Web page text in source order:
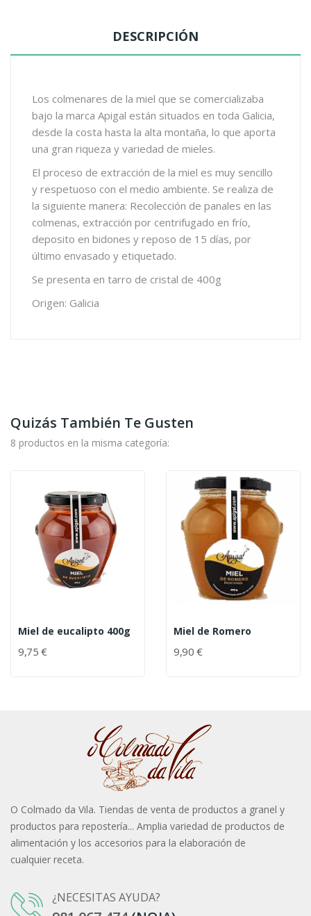
DESCRIPCIÓN
Los colmenares de la miel que se comercializaba
bajo la marca Apigal están situados en toda Galicia,
desde la costa hasta la alta montaña, lo que aporta
una gran riqueza y variedad de mieles.
El proceso de extracción de la miel es muy sencillo
y respetuoso con el medio ambiente. Se realiza de
la siguiente manera: Recolección de panales en las
colmenas, extracción por centrifugado en frío,
deposito en bidones y reposo de 15 días, por
último envasado y etiquetado.
Se presenta en tarro de cristal de 400g
Origen: Galicia
Quizás También Te Gusten
8 productos en la misma categoría:
Miel de eucalipto 400g
9,75 €
Miel de Romero
9,90 €
O Colmado da Vila. Tiendas de venta de productos a granel y
productos para repostería... Amplia variedad de productos de
alimentación y los accesorios para la elaboración de
cualquier receta.
¿NECESITAS AYUDA?